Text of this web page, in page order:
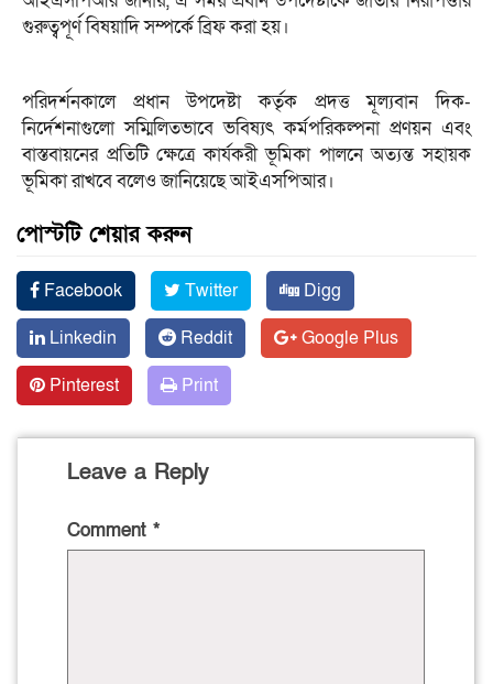
গুরুত্বপূর্ণ বিষয়াদি সম্পর্কে ব্রিফ করা হয়।
পরিদর্শনকালে প্রধান উপদেষ্টা কর্তৃক প্রদত্ত মূল্যবান দিক-
নির্দেশনাগুলো সম্মিলিতভাবে ভবিষ্যৎ কর্মপরিকল্পনা প্রণয়ন এবং
বাস্তবায়নের প্রতিটি ক্ষেত্রে কার্যকরী ভূমিকা পালনে অত্যন্ত সহায়ক
ভূমিকা রাখবে বলেও জানিয়েছে আইএসপিআর।
পোস্টটি শেয়ার করুন
Facebook Twitter
Digg
Linkedin
Reddit
Google Plus
Pinterest
Print
Leave a Reply
Comment *